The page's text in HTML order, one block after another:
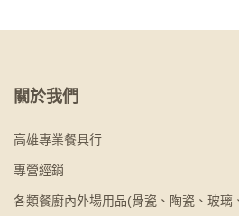
關於我們
高雄專業餐具行
專營經銷
各類餐廚內外場用品(骨瓷、陶瓷、玻璃